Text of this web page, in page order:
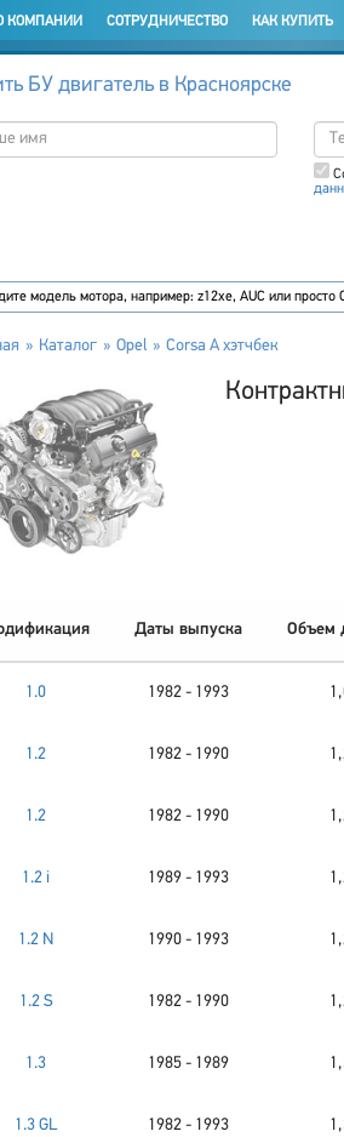
КОМПАНИИ СОТРУДНИЧЕСТВО КАК КУПИТЬ
БУ двигатель в Красноярске
Каталог Opel Corsa A хэтчбек
Даты выпуска Объем
1.0 1982 - 1993
1.2 1982 - 1990
1.2 1982 - 1990
1.2 i 1989 - 1993
1.2 N 1990 - 1993
1.2 S 1982 - 1990
1.3 1985 - 1989
1.3 GL 1982 - 1993